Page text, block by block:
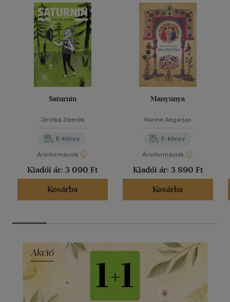
Saturnin
Jirotka Zdeněk
E-könyv
Árinformációk
Kiadói ár: 3 090 Ft
Kosárba
Manyunya
Narine Abgarjan
E-könyv
Árinformációk
Kiadói ár: 3 890 Ft
Kosárba